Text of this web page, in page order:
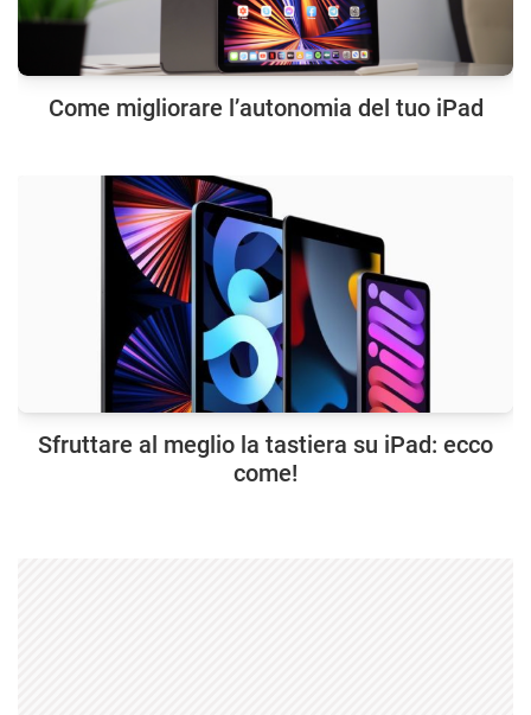
Come migliorare l’autonomia del tuo iPad
Sfruttare al meglio la tastiera su iPad: ecco
come!